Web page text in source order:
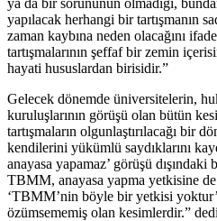
yapılacak herhangi bir tartışmanın
zaman kaybına neden olacağını
tartışmalarının şeffaf bir zemin
hayati hususlardan birisidir.”
Gelecek dönemde üniversitelerin,
kuruluşlarının görüşü olan bütün
tartışmaların olgunlaştırılacağı bir
kendilerini yükümlü saydıklarını
anayasa yapamaz’ görüşü
TBMM, anayasa yapma yetkisine
‘TBMM’nin böyle bir yetkisi
özümsememiş olan kesimlerdir.”